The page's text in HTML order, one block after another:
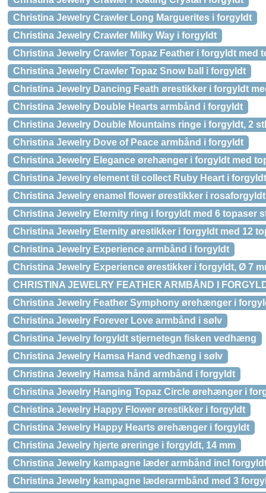
Christina Jewelry Crawler Long Marguerites i forgyldt
Christina Jewelry Crawler Milky Way i forgyldt
Christina Jewelry Crawler Topaz Feather i forgyldt med
Christina Jewelry Crawler Topaz Snow ball i forgyldt
Christina Jewelry Dancing Feath ørestikker i forgyldt
Christina Jewelry Double Hearts armbånd i forgyldt
Christina Jewelry Double Mountains ringe i forgyldt, 2
Christina Jewelry Dove of Peace armbånd i forgyldt
Christina Jewelry Elegance ørehænger i forgyldt med
Christina Jewelry element til collect Ruby Heart i forgyldt
Christina Jewelry enamel flower ørestikker i
Christina Jewelry Eternity ring i forgyldt med 6 topaser
Christina Jewelry Eternity ørestikker i forgyldt med 12
Christina Jewelry Experience armbånd i forgyldt
Christina Jewelry Experience ørestikker i forgyldt, Ø 7
CHRISTINA JEWELRY FEATHER ARMBÅND I
Christina Jewelry Feather Symphony ørehænger i
Christina Jewelry Forever Love armbånd i sølv
Christina Jewelry forgyldt stjernetegn fisken vedhæng
Christina Jewelry Hamsa Hand vedhæng i sølv
Christina Jewelry Hamsa hånd armbånd i forgyldt
Christina Jewelry Hanging Topaz Circle ørehænger i
Christina Jewelry Happy Flower ørestikker i forgyldt
Christina Jewelry Happy Hearts ørehænger i forgyldt
Christina Jewelry hjerte øreringe i forgyldt, 14 mm
Christina Jewelry kampagne læder armbånd incl
Christina Jewelry kampagne læderarmbånd med 3